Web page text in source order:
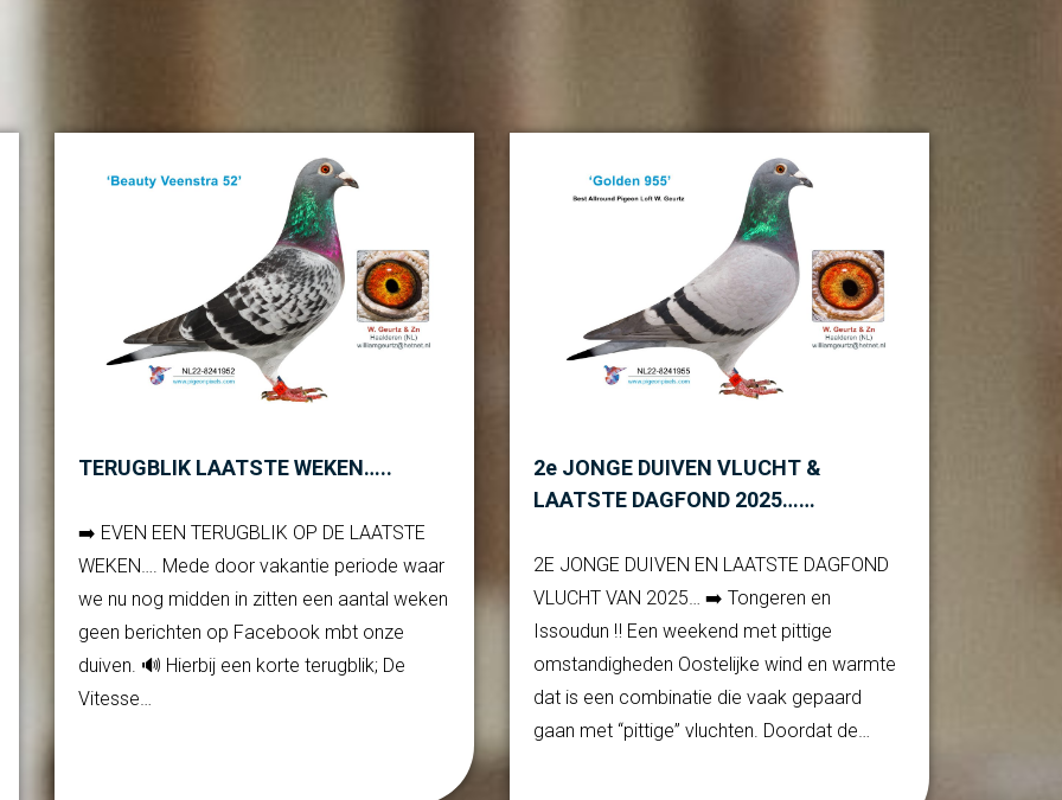
TERUGBLIK LAATSTE WEKEN…..
➡️ EVEN EEN TERUGBLIK OP DE LAATSTE
WEKEN…. Mede door vakantie periode waar
we nu nog midden in zitten een aantal weken
geen berichten op Facebook mbt onze
duiven. 🔊 Hierbij een korte terugblik; De
Vitesse…
2e JONGE DUIVEN VLUCHT &
LAATSTE DAGFOND 2025……
2E JONGE DUIVEN EN LAATSTE DAGFOND
VLUCHT VAN 2025… ➡️ Tongeren en
Issoudun ‼️ Een weekend met pittige
omstandigheden Oostelijke wind en warmte
dat is een combinatie die vaak gepaard
gaan met “pittige” vluchten. Doordat de…